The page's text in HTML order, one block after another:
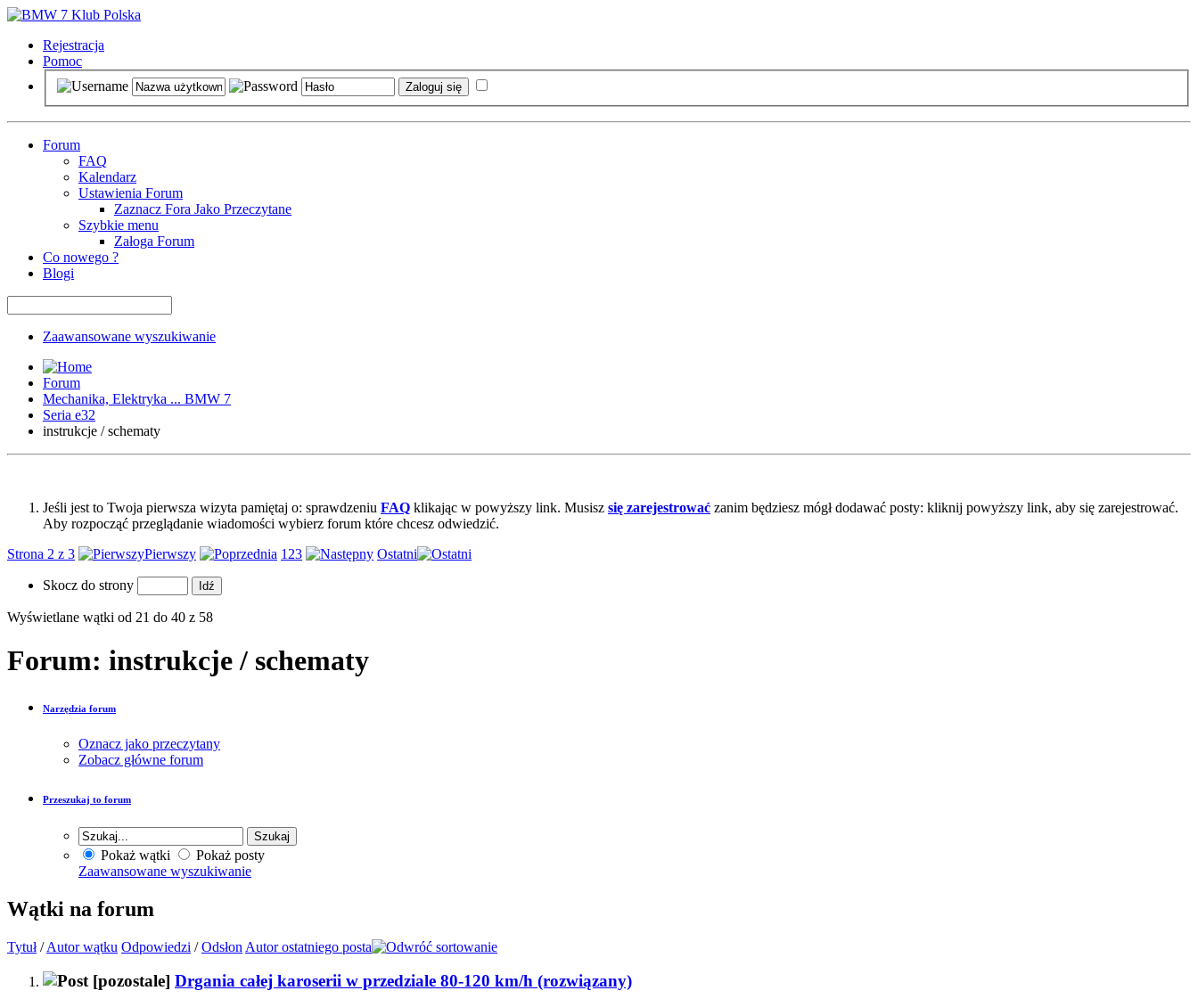
Rejestracja
Pomoc
Forum
FAQ
Kalendarz
Ustawienia Forum
Zaznacz Fora Jako Przeczytane
Szybkie menu
Załoga Forum
Co nowego ?
Blogi
Zaawansowane wyszukiwanie
Forum
Mechanika, Elektryka ... BMW 7
Seria e32
instrukcje / schematy
Jeśli jest to Twoja pierwsza wizyta pamiętaj o: sprawdzeniu FAQ klikając w powyższy link. Musisz się zarejestrować zanim będziesz mógł dodawać posty: kliknij powyższy link, aby się zarejestrować.
Aby rozpocząć przeglądanie wiadomości wybierz forum które chcesz odwiedzić.
Strona 2 z 3
Pierwszy 1 23 Ostatni
Skocz do strony
Wyświetlane wątki od 21 do 40 z 58
Forum: instrukcje / schematy
Narzędzia forum
Oznacz jako przeczytany
Zobacz główne forum
Przeszukaj to forum
Pokaż wątki
Pokaż posty
Zaawansowane wyszukiwanie
Wątki na forum
Tytuł/Autor wątku Odpowiedzi /Odsłon Autor ostatniego posta
[pozostale] Drgania całej karoserii w przedziale 80-120 km/h (rozwiązany)